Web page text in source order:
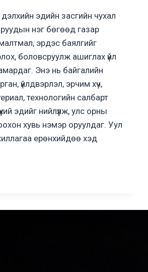
эдийн засгийн чухал
нэг бөгөөд газар
эрдэс баялгийг
боловсруулж ашиглах үйл
Энэ нь байгалийн
үйлдвэрлэл, эрчим хүч,
технологийн салбарт
эдийг нийлүүлж, улс орны
хувь нэмэр оруулдаг. Уул
ерөнхийдөө хэд